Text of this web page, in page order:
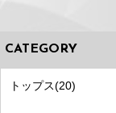
CATEGORY
トップス(20)